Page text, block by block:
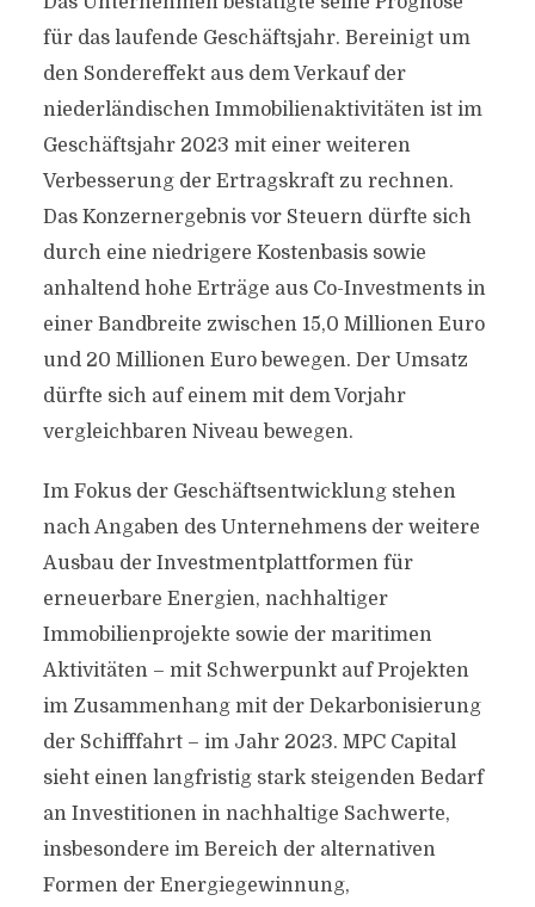
für das laufende Geschäftsjahr. Bereinigt um
den Sondereffekt aus dem Verkauf der
niederländischen Immobilienaktivitäten ist im
Geschäftsjahr 2023 mit einer weiteren
Verbesserung der Ertragskraft zu rechnen.
Das Konzernergebnis vor Steuern dürfte sich
durch eine niedrigere Kostenbasis sowie
anhaltend hohe Erträge aus Co-Investments in
einer Bandbreite zwischen 15,0 Millionen Euro
und 20 Millionen Euro bewegen. Der Umsatz
dürfte sich auf einem mit dem Vorjahr
vergleichbaren Niveau bewegen.
Im Fokus der Geschäftsentwicklung stehen
nach Angaben des Unternehmens der weitere
Ausbau der Investmentplattformen für
erneuerbare Energien, nachhaltiger
Immobilienprojekte sowie der maritimen
Aktivitäten – mit Schwerpunkt auf Projekten
im Zusammenhang mit der Dekarbonisierung
der Schifffahrt – im Jahr 2023. MPC Capital
sieht einen langfristig stark steigenden Bedarf
an Investitionen in nachhaltige Sachwerte,
insbesondere im Bereich der alternativen
Formen der Energiegewinnung,